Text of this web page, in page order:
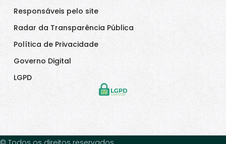
Responsáveis pelo site
Radar da Transparência Pública
Política de Privacidade
Governo Digital
LGPD